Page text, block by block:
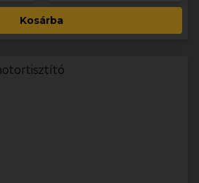
Kosárba